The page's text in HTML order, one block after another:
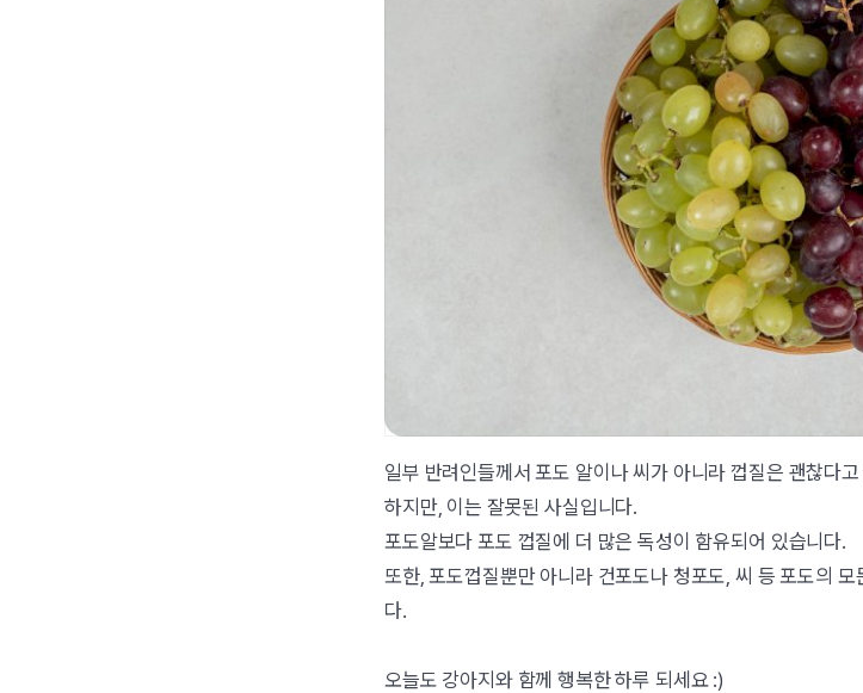
일부 반려인들께서 포도 알이나 씨가 아니라 껍질은 괜찮다
하지만, 이는 잘못된 사실입니다.
포도알보다 포도 껍질에 더 많은 독성이 함유되어 있습니다.
또한, 포도껍질뿐만 아니라 건포도나 청포도, 씨 등 포도의
다.
오늘도 강아지와 함께 행복한 하루 되세요 :)